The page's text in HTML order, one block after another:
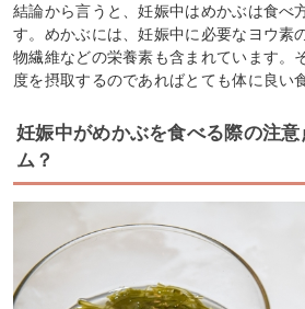
結論から言うと、妊娠中はめかぶは食べ
す。めかぶには、妊娠中に必要なヨウ素
物繊維などの栄養素も含まれています。
度を摂取するのであればとても体に良い
妊娠中がめかぶを食べる際の注
ム？